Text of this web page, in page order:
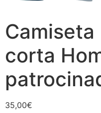
Camiseta
corta
35,00€